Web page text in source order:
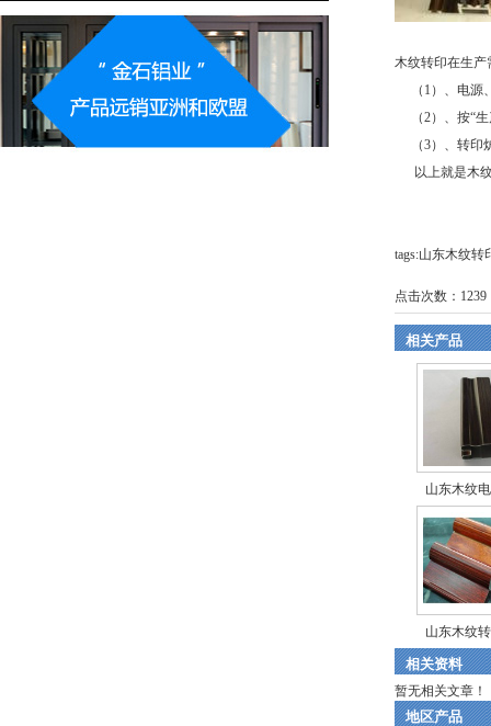
木纹转印在生产
（1）、电源
（2）、按“生
（3）、转印
以上就是木纹
tags:山东木纹
点击次数： 1239
相关产品
山东木纹
山东木纹
相关资料
暂无相关文章！
地区产品